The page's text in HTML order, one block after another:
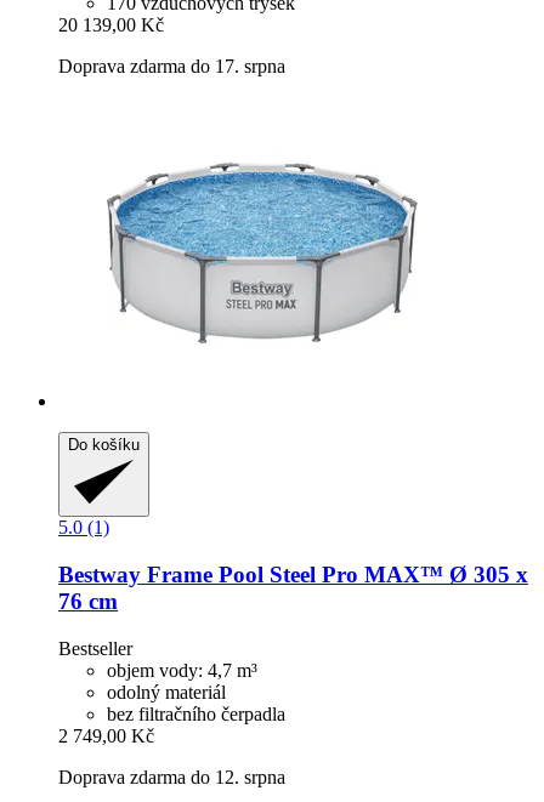
20 139,00 Kč
Doprava zdarma do 17. srpna
Do košíku
5.0 (1)
Bestway Frame Pool Steel Pro MAX™ Ø 305 x
76 cm
Bestseller
objem vody: 4,7 m³
odolný materiál
bez filtračního čerpadla
2 749,00 Kč
Doprava zdarma do 12. srpna